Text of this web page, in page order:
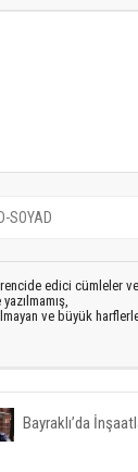
edici cümleler
ve büyük
Bayraklı’da